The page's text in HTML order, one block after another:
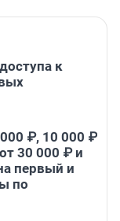
к
₽, 10 000 ₽
30 000 ₽ и
первый и
по